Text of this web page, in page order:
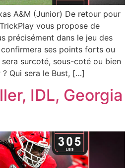
A&M (Junior) De retour pour
vous propose de
précisément dans le jeu des
ses points forts ou
surcoté, sous-coté ou bien
Qui sera le Bust, […]
IDL, Georgia